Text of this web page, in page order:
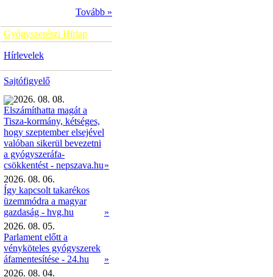
Tovább »
Gyógyszerészi Hírlap
Hírlevelek
Sajtófigyelő
2026. 08. 08.
Elszámíthatta magát a
Tisza-kormány, kétséges,
hogy szeptember elsejével
valóban sikerül bevezetni
a gyógyszeráfa-
csökkentést - nepszava.hu»
2026. 08. 06.
Így kapcsolt takarékos
üzemmódra a magyar
gazdaság - hvg.hu
»
2026. 08. 05.
Parlament előtt a
vényköteles gyógyszerek
áfamentesítése - 24.hu
»
2026. 08. 04.